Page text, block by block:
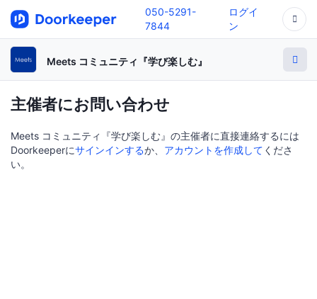
050-5291-
7844
ログイ
ン
Meets コミュニティ『学び楽しむ』
主催者にお問い合わせ
Meets コミュニティ『学び楽しむ』の主催者に直接連絡するには
Doorkeeperにサインインするか、 アカウントを作成して くださ
い。